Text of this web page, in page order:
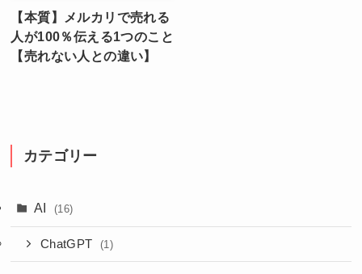
【本質】メルカリで売れる
人が100％伝える1つのこと
【売れない人との違い】
カテゴリー
AI (16)
ChatGPT (1)